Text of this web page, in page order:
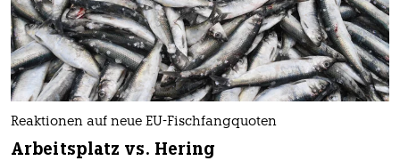
Reaktionen auf neue EU-Fischfangquoten
Arbeitsplatz vs. Hering